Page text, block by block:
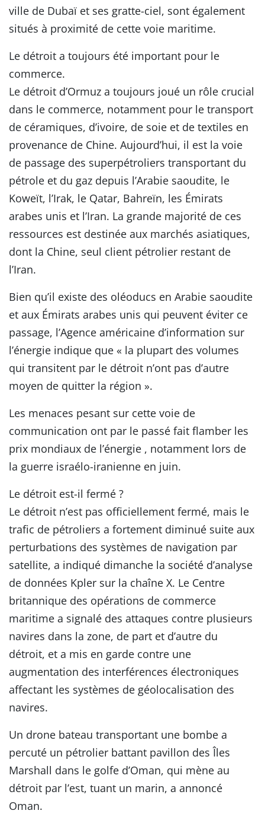
ville de Dubaï et ses gratte-ciel, sont également
situés à proximité de cette voie maritime.
Le détroit a toujours été important pour le
commerce.
Le détroit d’Ormuz a toujours joué un rôle crucial
dans le commerce, notamment pour le transport
de céramiques, d’ivoire, de soie et de textiles en
provenance de Chine. Aujourd’hui, il est la voie
de passage des superpétroliers transportant du
pétrole et du gaz depuis l’Arabie saoudite, le
Koweït, l’Irak, le Qatar, Bahreïn, les Émirats
arabes unis et l’Iran. La grande majorité de ces
ressources est destinée aux marchés asiatiques,
dont la Chine, seul client pétrolier restant de
l’Iran.
Bien qu’il existe des oléoducs en Arabie saoudite
et aux Émirats arabes unis qui peuvent éviter ce
passage, l’Agence américaine d’information sur
l’énergie indique que « la plupart des volumes
qui transitent par le détroit n’ont pas d’autre
moyen de quitter la région ».
Les menaces pesant sur cette voie de
communication ont par le passé fait flamber les
prix mondiaux de l’énergie , notamment lors de
la guerre israélo-iranienne en juin.
Le détroit est-il fermé ?
Le détroit n’est pas officiellement fermé, mais le
trafic de pétroliers a fortement diminué suite aux
perturbations des systèmes de navigation par
satellite, a indiqué dimanche la société d’analyse
de données Kpler sur la chaîne X. Le Centre
britannique des opérations de commerce
maritime a signalé des attaques contre plusieurs
navires dans la zone, de part et d’autre du
détroit, et a mis en garde contre une
augmentation des interférences électroniques
affectant les systèmes de géolocalisation des
navires.
Un drone bateau transportant une bombe a
percuté un pétrolier battant pavillon des Îles
Marshall dans le golfe d’Oman, qui mène au
détroit par l’est, tuant un marin, a annoncé
Oman.